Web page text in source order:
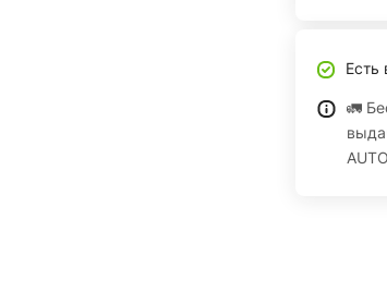
Есть
🚛